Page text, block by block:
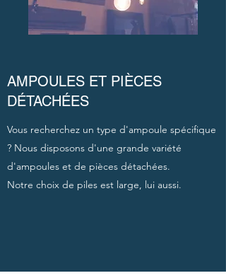
AMPOULES ET PIÈCES
DÉTACHÉES
Vous recherchez un type d'ampoule spécifique
? Nous disposons d'une grande variété
d'ampoules et de pièces détachées.
Notre choix de piles est large, lui aussi.